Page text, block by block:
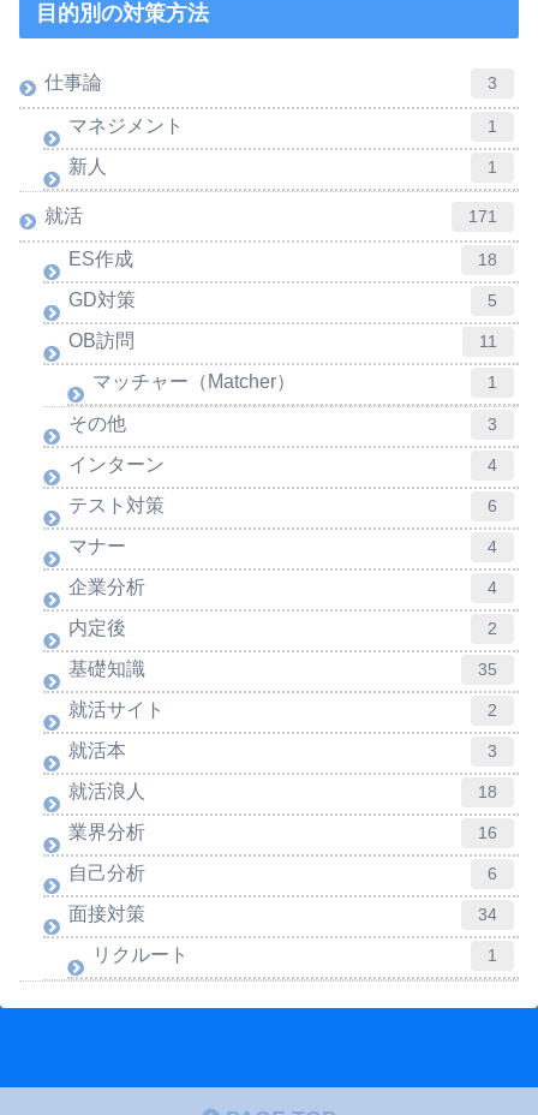
目的別の対策方法
仕事論 3
マネジメント 1
新人 1
就活 171
ES作成 18
GD対策 5
OB訪問 11
マッチャー（Matcher） 1
その他 3
インターン 4
テスト対策 6
マナー 4
企業分析 4
内定後 2
基礎知識 35
就活サイト 2
就活本 3
就活浪人 18
業界分析 16
自己分析 6
面接対策 34
リクルート 1